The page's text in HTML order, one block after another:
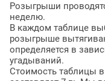
Розыгрыши
неделю.
В каждом таблице
розыгрыше
определяется в
угадываний.
Стоимость таблицы